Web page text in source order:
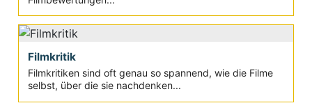
Filmkritik
Filmkritiken sind oft genau so spannend, wie die Filme
selbst, über die sie nachdenken...